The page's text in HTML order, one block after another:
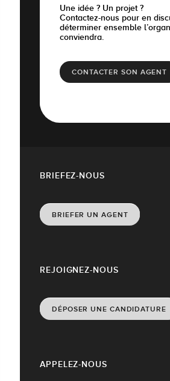
Une idée ? Un projet ?
Contactez-nous pour en
déterminer ensemble
conviendra.
CONTACTER SON AGENT
REJOIGNEZ-NOUS
DÉPOSER UNE CANDIDATURE
APPELEZ-NOUS
BRIEFEZ-NOUS
BRIEFER UN AGENT